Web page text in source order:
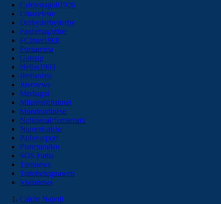
Calcionapoli1926
Cittaceleste
Derbyderbyderby
Fantamagazine
FCInter1908
Forzaroma
Golssip
Hellas1903
Ilmilanista
Juvenews
Mediagol
Milanistichannel
Mondoudinese
Notiziecalciomercato
Numericalcio
Padovasport
Pianetamilan
SOS Fanta
Toronews
Tuttobolognaweb
Violanews
Calcio Napoli